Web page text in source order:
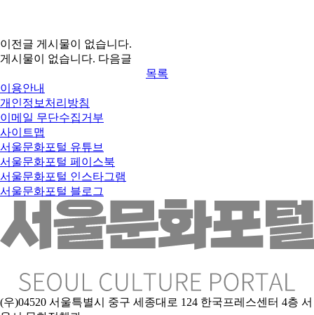
이전글 게시물이 없습니다.
게시물이 없습니다. 다음글
목록
이용안내
개인정보처리방침
이메일 무단수집거부
사이트맵
서울문화포털 유튜브
서울문화포털 페이스북
서울문화포털 인스타그램
서울문화포털 블로그
(우)04520 서울특별시 중구 세종대로 124 한국프레스센터 4층 서